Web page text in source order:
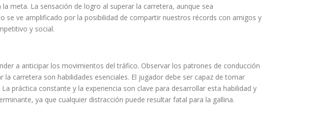
meta. La sensación de logro al superar la carretera, aunque sea
ve amplificado por la posibilidad de compartir nuestros récords con amigos y
y social.
a anticipar los movimientos del tráfico. Observar los patrones de conducción
carretera son habilidades esenciales. El jugador debe ser capaz de tomar
práctica constante y la experiencia son clave para desarrollar esta habilidad y
ya que cualquier distracción puede resultar fatal para la gallina.